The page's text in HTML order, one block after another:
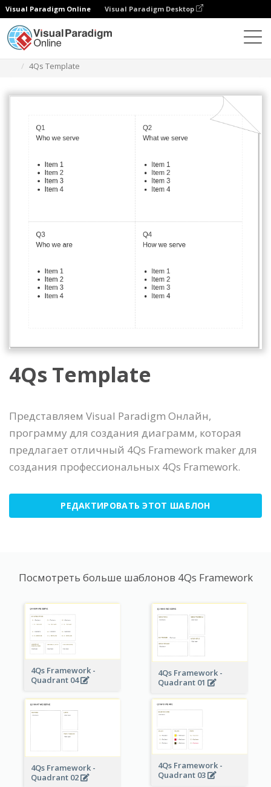
Visual Paradigm Online Visual Paradigm Desktop
4Qs Template
4Qs Template
Представляем Visual Paradigm Онлайн,
программу для создания диаграмм, которая
предлагает отличный 4Qs Framework maker для
создания профессиональных 4Qs Framework.
РЕДАКТИРОВАТЬ ЭТОТ ШАБЛОН
Посмотреть больше шаблонов 4Qs Framework
4Qs Framework -
Quadrant 04
4Qs Framework -
Quadrant 01
4Qs Framework -
Quadrant 02
4Qs Framework -
Quadrant 03